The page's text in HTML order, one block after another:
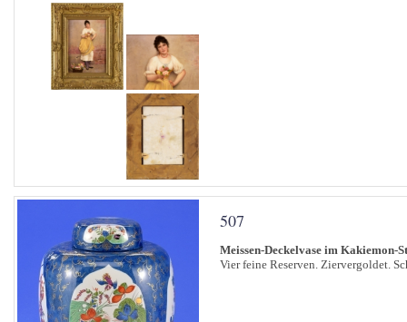
507
Meissen-Deckelvase im Kakiemon-
Vier feine Reserven. Ziervergoldet.